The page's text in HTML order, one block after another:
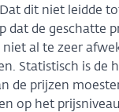
dit niet leidde
dat de geschatte
al te zeer
Statistisch is de
de prijzen
op het